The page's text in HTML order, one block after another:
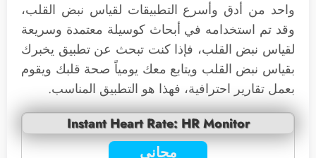
واحد من أدق وأسرع التطبيقات لقياس نبض القلب،
وقد تم استخدامه في أبحاث كوسيلة معتمدة وسريعة
لقياس نبض القلب، فإذا كنت تبحث عن تطبيق يخبرك
بقياس نبض القلب ويتابع معك يومياً صحة قلبك ويقوم
بعمل تقارير احترافية، فهذا هو التطبيق المناسب.
Instant Heart Rate: HR Monitor
مجاني